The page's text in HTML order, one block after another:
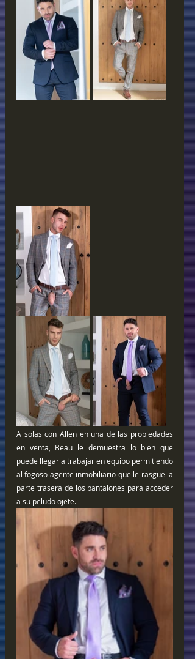
A solas con Allen en una de las propiedades
en venta, Beau le demuestra lo bien que
puede llegar a trabajar en equipo permitiendo
al fogoso agente inmobiliario que le rasgue la
parte trasera de los pantalones para acceder
a su peludo ojete.